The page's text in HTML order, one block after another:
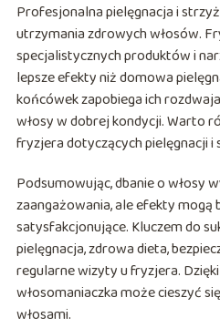
Profesjonalna pielęgnacja i
utrzymania zdrowych włosów.
specjalistycznych produktów i
lepsze efekty niż domowa
końcówek zapobiega ich
włosy w dobrej kondycji. Warto
fryzjera dotyczących pielęgnacji i
Podsumowując, dbanie o włosy
zaangażowania, ale efekty mogą
satysfakcjonujące. Kluczem do
pielęgnacja, zdrowa dieta,
regularne wizyty u fryzjera.
włosomaniaczka może cieszyć
włosami.